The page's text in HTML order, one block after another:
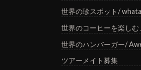
世界の珍スポット/
世界のコーヒーを楽し
世界のハンバーガー/
ツアーメイト募集